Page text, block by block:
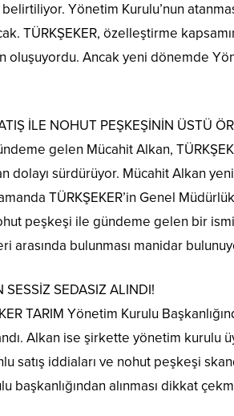
Yönetim Kurulu’nun
TÜRKŞEKER, özelleştirme
oluşuyordu. Ancak yeni dönemde
İLE NOHUT PEŞKEŞİNİN ÜSTÜ
gelen Mücahit Alkan,
dolayı sürdürüyor. Mücahit Alkan
TÜRKŞEKER’in Genel
peşkeşi ile gündeme gelen bir
arasında bulunması manidar
SEDASIZ ALINDI!
TARIM Yönetim Kurulu
Alkan ise şirkette yönetim kurulu
satış iddiaları ve nohut peşkeşi
başkanlığından alınması dikkat